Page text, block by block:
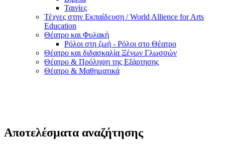
Ταινίες
Τέχνες στην Εκπαίδευση / World Allience for Arts
Education
Θέατρο και Φυλακή
Ρόλοι στη ζωή - Ρόλοι στο Θέατρο
Θέατρο και διδασκαλία Ξένων Γλωσσών
Θέατρο & Πρόληψη της Εξάρτησης
Θέατρο & Μαθηματικά
Αποτελέσματα αναζήτησης